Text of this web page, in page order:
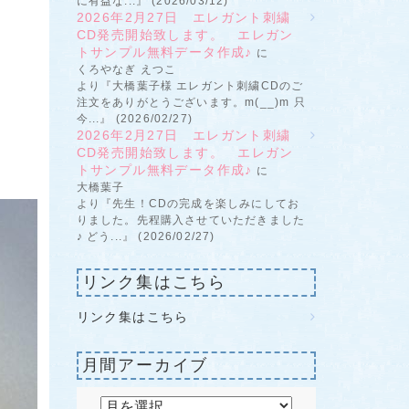
2026年2月27日 エレガント刺繍
CD発売開始致します。 エレガン
トサンプル無料データ作成♪ に
くろやなぎ えつこ
より『大橋葉子様 エレガント刺繍CDのご
注文をありがとうございます。m(__)m 只
今...』 (2026/02/27)
2026年2月27日 エレガント刺繍
CD発売開始致します。 エレガン
トサンプル無料データ作成♪ に
大橋葉子
より『先生！CDの完成を楽しみにしてお
りました。先程購入させていただきました
♪ どう...』 (2026/02/27)
リンク集はこちら
リンク集はこちら
月間アーカイブ